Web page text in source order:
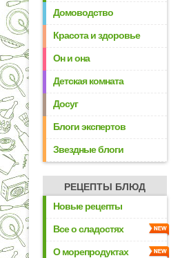
Домоводство
Красота и здоровье
Он и она
Детская комната
Досуг
Блоги экспертов
Звездные блоги
РЕЦЕПТЫ БЛЮД
Новые рецепты
Все о сладостях
О морепродуктах